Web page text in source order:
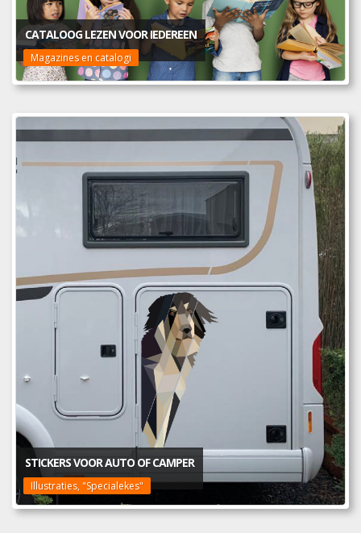
CATALOOG LEZEN VOOR IEDEREEN
Magazines en catalogi
STICKERS VOOR AUTO OF CAMPER
Illustraties, "Specialekes"